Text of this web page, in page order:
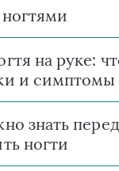
на руке:
и симптомы
знать
ногти